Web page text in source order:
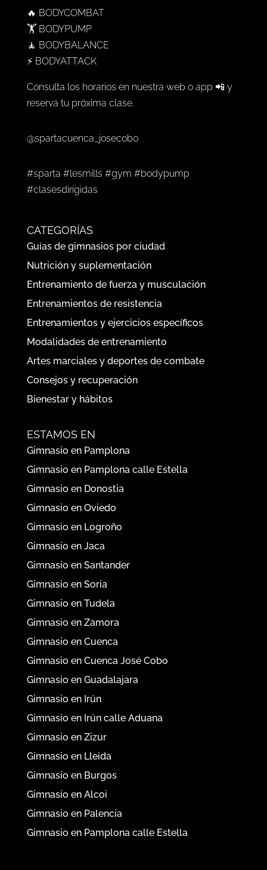
🔥 BODYCOMBAT
🏋️ BODYPUMP
🧘 BODYBALANCE
⚡ BODYATTACK
Consulta los horarios en nuestra web o app 📲 y
reserva tu próxima clase.
@spartacuenca_josecobo
#sparta #lesmills #gym #bodypump
#clasesdirigidas
CATEGORÍAS
Guías de gimnasios por ciudad
Nutrición y suplementación
Entrenamiento de fuerza y musculación
Entrenamientos de resistencia
Entrenamientos y ejercicios específicos
Modalidades de entrenamiento
Artes marciales y deportes de combate
Consejos y recuperación
Bienestar y hábitos
ESTAMOS EN
Gimnasio en Pamplona
Gimnasio en Pamplona calle Estella
Gimnasio en Donostia
Gimnasio en Oviedo
Gimnasio en Logroño
Gimnasio en Jaca
Gimnasio en Santander
Gimnasio en Soria
Gimnasio en Tudela
Gimnasio en Zamora
Gimnasio en Cuenca
Gimnasio en Cuenca José Cobo
Gimnasio en Guadalajara
Gimnasio en Irún
Gimnasio en Irún calle Aduana
Gimnasio en Zizur
Gimnasio en Lleida
Gimnasio en Burgos
Gimnasio en Alcoi
Gimnasio en Palencia
Gimnasio en Pamplona calle Estella